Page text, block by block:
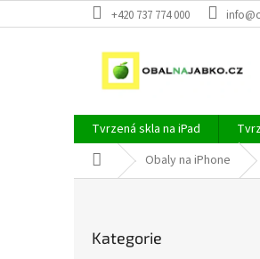
na
+420 737 774 000
Tvrzená skla na iPad
Domů Obaly na iPhone
kategorie
Kategorie